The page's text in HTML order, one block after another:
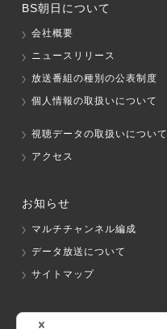
BS朝日について
会社概要
ニュースリリース
放送番組の種別の公表制度
個人情報の取扱いについて
視聴データの取扱いについて
アクセス
お知らせ
マルチチャンネル編成
データ放送について
サイトマップ
グループ会社